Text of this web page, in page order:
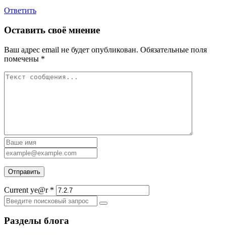
Ответить
Оставить своё мнение
Ваш адрес email не будет опубликован. Обязательные поля
помечены *
Current ye@r *
Разделы блога